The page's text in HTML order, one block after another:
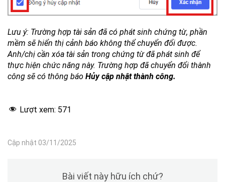
Lưu ý: Trường hợp tài sản đã có phát sinh chứng từ, phần
mềm sẽ hiển thị cảnh báo không thể chuyển đổi được.
Anh/chị cần xóa tài sản trong chứng từ đã phát sinh để
thực hiện chức năng này. Trường hợp đã chuyển đổi thành
công sẽ có thông báo Hủy cập nhật thành công.
Lượt xem: 571
Cập nhật 03/11/2025
Bài viết này hữu ích chứ?